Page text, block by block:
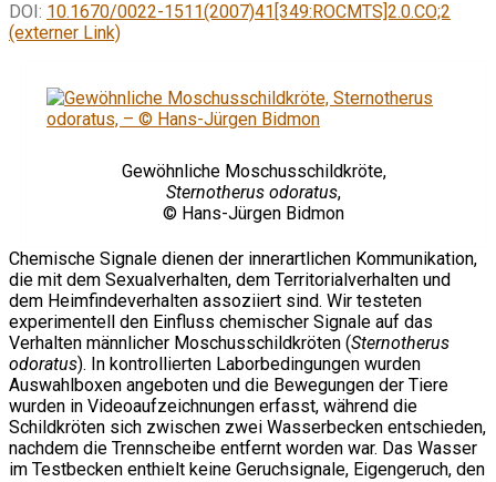
DOI: 10.1670/0022-1511(2007)41[349:ROCMTS]2.0.CO;2
(externer Link)
Gewöhnliche Moschusschildkröte,
Sternotherus odoratus,
© Hans-Jürgen Bidmon
Chemische Signale dienen der innerartlichen Kommunikation,
die mit dem Sexualverhalten, dem Territorialverhalten und
dem Heimfindeverhalten assoziiert sind. Wir testeten
experimentell den Einfluss chemischer Signale auf das
Verhalten männlicher Moschusschildkröten (Sternotherus
odoratus). In kontrollierten Laborbedingungen wurden
Auswahlboxen angeboten und die Bewegungen der Tiere
wurden in Videoaufzeichnungen erfasst, während die
Schildkröten sich zwischen zwei Wasserbecken entschieden,
nachdem die Trennscheibe entfernt worden war. Das Wasser
im Testbecken enthielt keine Geruchsignale, Eigengeruch, den